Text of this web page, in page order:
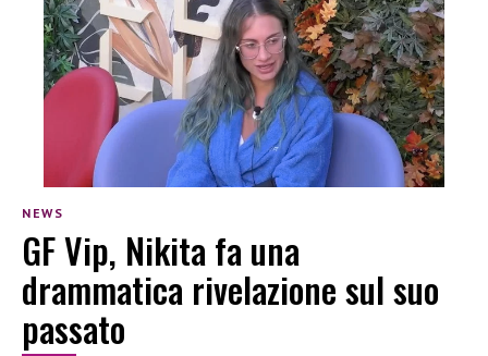
NEWS
GF Vip, Nikita fa una
drammatica rivelazione sul suo
passato